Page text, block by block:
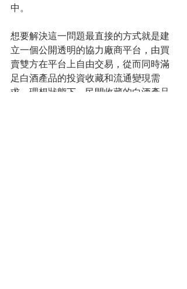
中。
想要解決這一問題最直接的方式就是建
立一個公開透明的協力廠商平台，由買
賣雙方在平台上自由交易，從而同時滿
足白酒產品的投資收藏和流通變現需
求。理想狀態下，民間收藏的白酒產品